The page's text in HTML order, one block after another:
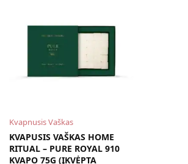
Kvapnusis Vaškas
KVAPUSIS VAŠKAS HOME
RITUAL – PURE ROYAL 910
KVAPO 75G (ĮKVĖPTA